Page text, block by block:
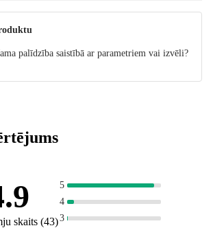
palīdzība saistībā ar parametriem vai izvēli?
skaits (43)
5
4
3